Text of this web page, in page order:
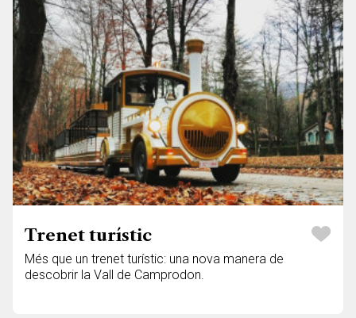
Trenet turístic
Més que un trenet turístic: una nova manera de
descobrir la Vall de Camprodon.